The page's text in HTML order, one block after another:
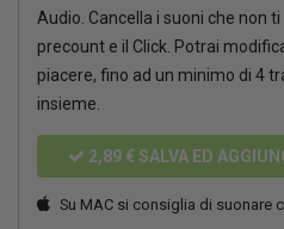
Audio. Cancella i suoni che non
precount e il Click. Potrai
piacere, fino ad un minimo di 4
insieme.
2,89 € SALVA ED
Su MAC si consiglia di suonare